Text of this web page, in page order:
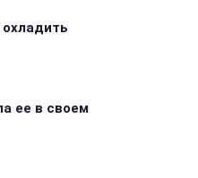
ее в своем